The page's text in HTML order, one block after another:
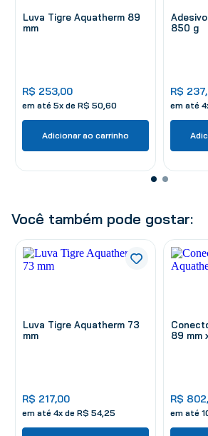
Luva Tigre Aquatherm 89
mm
R$ 253,00
em até 5x de R$ 50 60
Adicionar ao carrinho
850 g
R$ 237,
em até 4
Você também pode gostar:
Luva Tigre Aquatherm 73
mm
R$ 217,00
em até 4x de R$ 54,25
89 mm
R$ 802,
em até